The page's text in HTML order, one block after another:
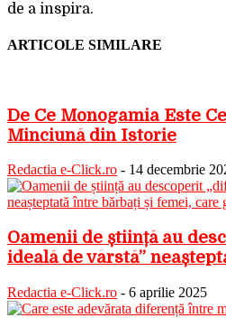
de a inspira.
ARTICOLE SIMILARE
De Ce Monogamia Este
Minciună din Istorie
Redactia e-Click.ro - 14 decembrie
Oamenii de știință au
ideală de vârstă”
Redactia e-Click.ro - 6 aprilie 2025